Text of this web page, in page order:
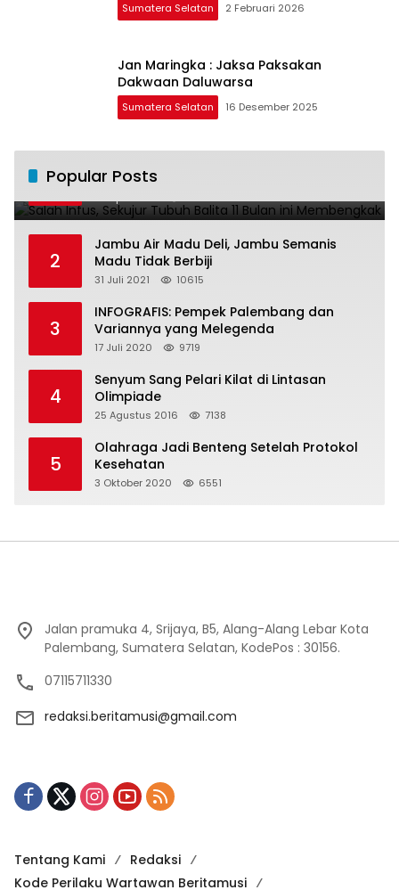
Sumatera Selatan 2 Februari 2026
Jan Maringka : Jaksa Paksakan
Dakwaan Daluwarsa
Sumatera Selatan 16 Desember 2025
Popular Posts
1
ini Membengkak
2
Jambu Air Madu Deli, Jambu Semanis
Madu Tidak Berbiji
31 Juli 2021 10615
3
INFOGRAFIS: Pempek Palembang dan
Variannya yang Melegenda
17 Juli 2020 9719
4
Senyum Sang Pelari Kilat di Lintasan
Olimpiade
25 Agustus 2016 7138
5
Olahraga Jadi Benteng Setelah Protokol
Kesehatan
3 Oktober 2020 6551
Jalan pramuka 4, Srijaya, B5, Alang-Alang Lebar Kota
Palembang, Sumatera Selatan, KodePos : 30156.
07115711330
redaksi.beritamusi@gmail.com
Tentang Kami
Redaksi
Kode Perilaku Wartawan Beritamusi